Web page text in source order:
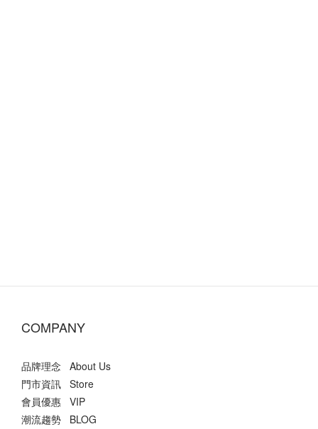
COMPANY
品牌理念 About Us
門市資訊 Store
會員優惠 VIP
潮流趨勢 BLOG